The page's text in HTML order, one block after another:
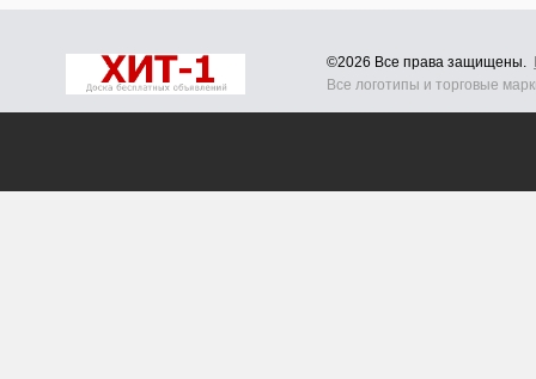
©2026 Все права защищены.
Все логотипы и торговые